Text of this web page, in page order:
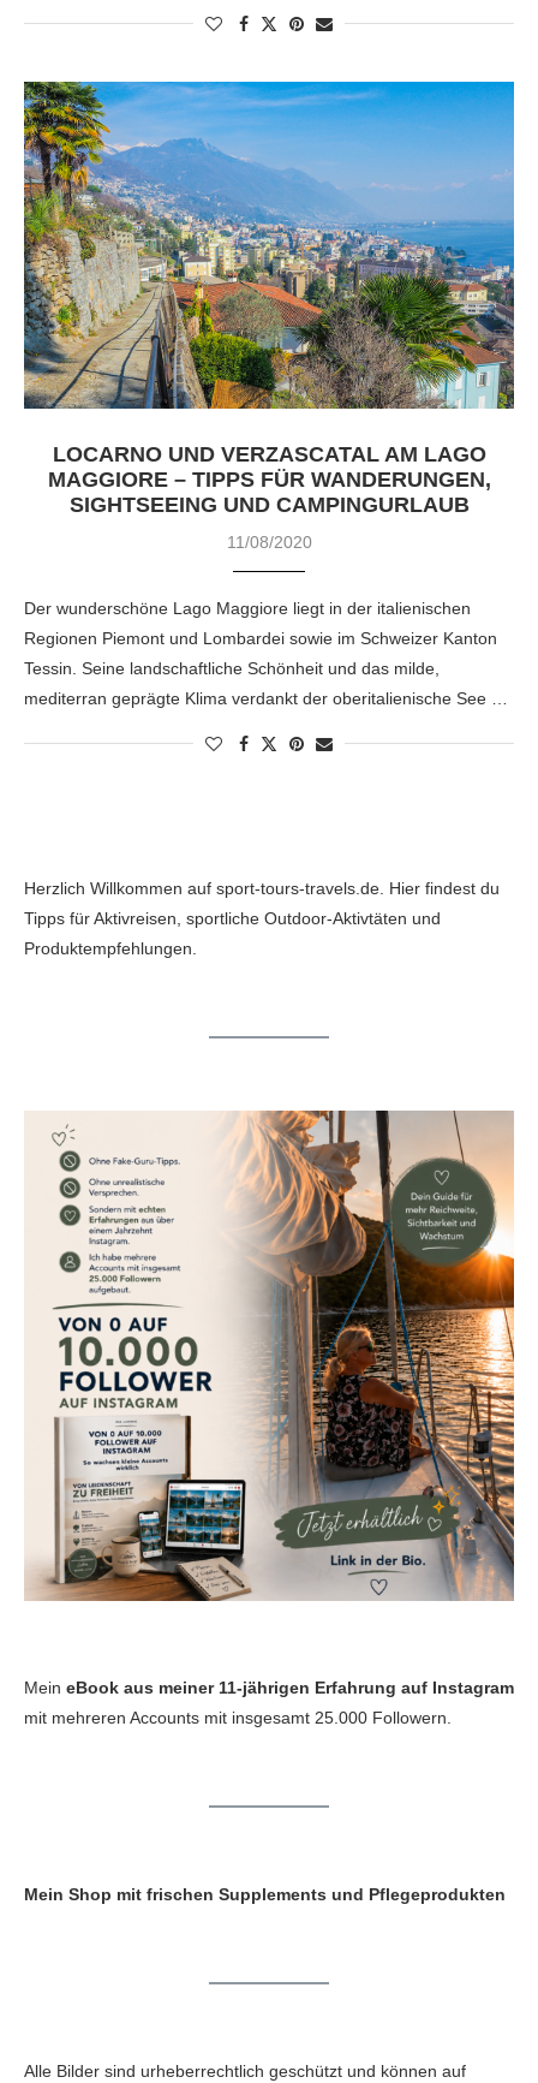
LOCARNO UND VERZASCATAL AM LAGO
MAGGIORE – TIPPS FÜR WANDERUNGEN,
SIGHTSEEING UND CAMPINGURLAUB
11/08/2020
Der wunderschöne Lago Maggiore liegt in der italienischen
Regionen Piemont und Lombardei sowie im Schweizer Kanton
Tessin. Seine landschaftliche Schönheit und das milde,
mediterran geprägte Klima verdankt der oberitalienische See …
Herzlich Willkommen auf sport-tours-travels.de. Hier findest du
Tipps für Aktivreisen, sportliche Outdoor-Aktivtäten und
Produktempfehlungen.
Mein eBook aus meiner 11-jährigen Erfahrung auf Instagram
mit mehreren Accounts mit insgesamt 25.000 Followern.
Mein Shop mit frischen Supplements und Pflegeprodukten
Alle Bilder sind urheberrechtlich geschützt und können auf